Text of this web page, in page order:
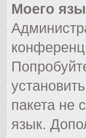
Моего
пакета не
язык.